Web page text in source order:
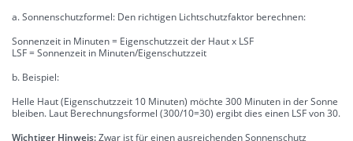
a. Sonnenschutzformel: Den richtigen Lichtschutzfaktor berechnen:
Sonnenzeit in Minuten = Eigenschutzzeit der Haut x LSF
LSF = Sonnenzeit in Minuten/Eigenschutzzeit
b. Beispiel:
Helle Haut (Eigenschutzzeit 10 Minuten) möchte 300 Minuten in der Sonne
bleiben. Laut Berechnungsformel (300/10=30) ergibt dies einen LSF von 30.
Wichtiger Hinweis:Zwar ist für einen ausreichenden Sonnenschutz